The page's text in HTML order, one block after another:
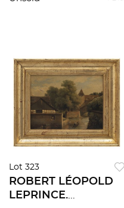
Lot 323
ROBERT LÉOPOLD
LEPRINCE.